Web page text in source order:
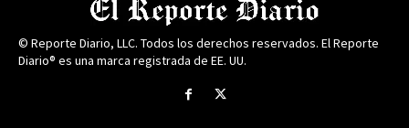
© Reporte Diario, LLC. Todos los derechos reservados. El Reporte
Diario® es una marca registrada de EE. UU.